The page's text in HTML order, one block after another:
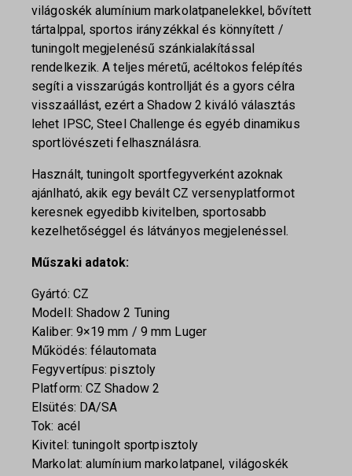
világoskék alumínium markolatpanelekkel, bővített
tártalppal, sportos irányzékkal és könnyített /
tuningolt megjelenésű szánkialakítással
rendelkezik. A teljes méretű, acéltokos felépítés
segíti a visszarúgás kontrollját és a gyors célra
visszaállást, ezért a Shadow 2 kiváló választás
lehet IPSC, Steel Challenge és egyéb dinamikus
sportlövészeti felhasználásra.
Használt, tuningolt sportfegyverként azoknak
ajánlható, akik egy bevált CZ versenyplatformot
keresnek egyedibb kivitelben, sportosabb
kezelhetőséggel és látványos megjelenéssel.
Műszaki adatok:
Gyártó: CZ
Modell: Shadow 2 Tuning
Kaliber: 9×19 mm / 9 mm Luger
Működés: félautomata
Fegyvertípus: pisztoly
Platform: CZ Shadow 2
Elsütés: DA/SA
Tok: acél
Kivitel: tuningolt sportpisztoly
Markolat: alumínium markolatpanel, világoskék